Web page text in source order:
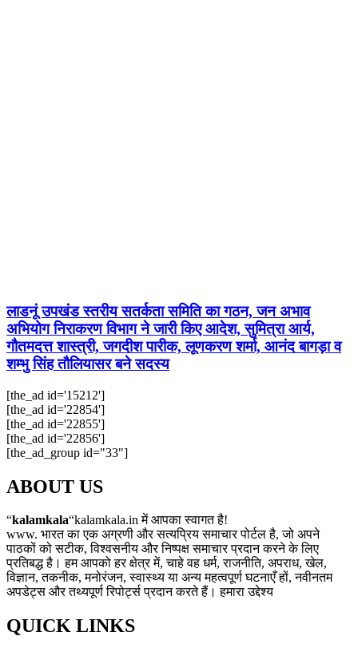
लाडनूं उपखंड स्तरीय सतर्कता समिति का गठन, जन अभाव
अभियोग निराकरण विभाग ने जारी किए आदेश, सुमित्रा आर्य,
गौतमदत्त शास्त्री, जगदीश पारीक, लूणकरण शर्मा, आनंद बागड़ा व
शम्भु सिंह तौलियासर बने सदस्य
[the_ad id='15212']
[the_ad id='22854']
[the_ad id='22855']
[the_ad id='22856']
[the_ad_group id="33"]
ABOUT US
“kalamkala“kalamkala.in में आपका स्वागत है!
www. भारत का एक अग्रणी और सत्यप्रिय समाचार पोर्टल है, जो अपने
पाठकों को सटीक, विश्वसनीय और निष्पक्ष समाचार प्रदान करने के लिए
प्रतिबद्ध है। हम आपको हर क्षेत्र में, चाहे वह धर्म, राजनीति, अपराध, खेल,
विज्ञान, तकनीक, मनोरंजन, स्वास्थ्य या अन्य महत्वपूर्ण घटनाएँ हों, नवीनतम
अपडेट्स और तथ्यपूर्ण रिपोर्ट्स प्रदान करते हैं। हमारा उद्देश्य
QUICK LINKS